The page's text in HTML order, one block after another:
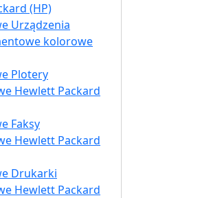
(HP)
Urządzenia
kolorowe
Plotery
Hewlett Packard
Faksy
Hewlett Packard
Drukarki
Hewlett Packard